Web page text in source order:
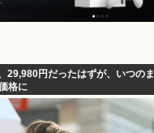
29,980円だったはずが、いつのま
格に